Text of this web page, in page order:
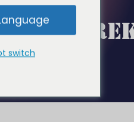
switch